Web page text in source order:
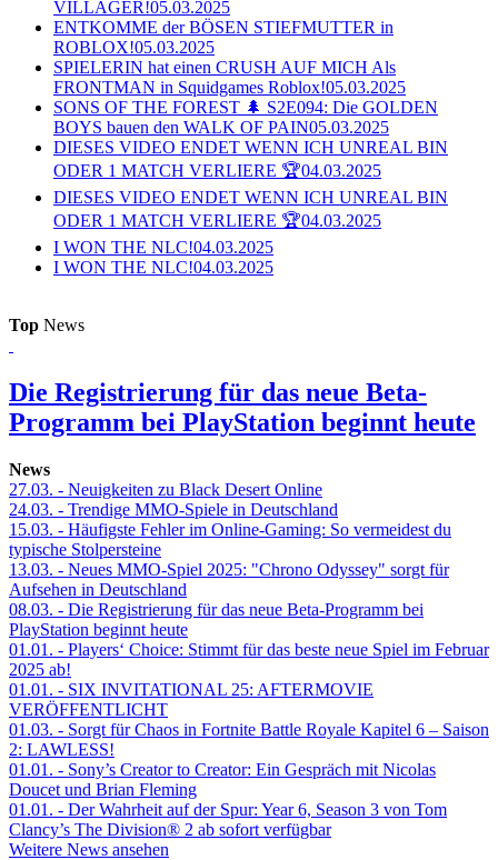
VILLAGER!05.03.2025
ENTKOMME der BÖSEN STIEFMUTTER in
ROBLOX!05.03.2025
SPIELERIN hat einen CRUSH AUF MICH Als
FRONTMAN in Squidgames Roblox!05.03.2025
SONS OF THE FOREST 🌲 S2E094: Die GOLDEN
BOYS bauen den WALK OF PAIN05.03.2025
DIESES VIDEO ENDET WENN ICH UNREAL BIN
ODER 1 MATCH VERLIERE 🏆04.03.2025
DIESES VIDEO ENDET WENN ICH UNREAL BIN
ODER 1 MATCH VERLIERE 🏆04.03.2025
I WON THE NLC!04.03.2025
I WON THE NLC!04.03.2025
Top News
Die Registrierung für das neue Beta-
Programm bei PlayStation beginnt heute
News
27.03. - Neuigkeiten zu Black Desert Online
24.03. - Trendige MMO-Spiele in Deutschland
15.03. - Häufigste Fehler im Online-Gaming: So vermeidest du
typische Stolpersteine
13.03. - Neues MMO-Spiel 2025: "Chrono Odyssey" sorgt für
Aufsehen in Deutschland
08.03. - Die Registrierung für das neue Beta-Programm bei
PlayStation beginnt heute
01.01. - Players‘ Choice: Stimmt für das beste neue Spiel im Februar
2025 ab!
01.01. - SIX INVITATIONAL 25: AFTERMOVIE
VERÖFFENTLICHT
01.03. - Sorgt für Chaos in Fortnite Battle Royale Kapitel 6 – Saison
2: LAWLESS!
01.01. - Sony’s Creator to Creator: Ein Gespräch mit Nicolas
Doucet und Brian Fleming
01.01. - Der Wahrheit auf der Spur: Year 6, Season 3 von Tom
Clancy’s The Division® 2 ab sofort verfügbar
Weitere News ansehen